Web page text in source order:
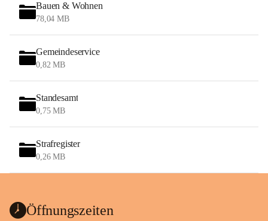
Bauen & Wohnen
78,04 MB
Gemeindeservice
0,82 MB
Standesamt
0,75 MB
Strafregister
0,26 MB
Öffnungszeiten